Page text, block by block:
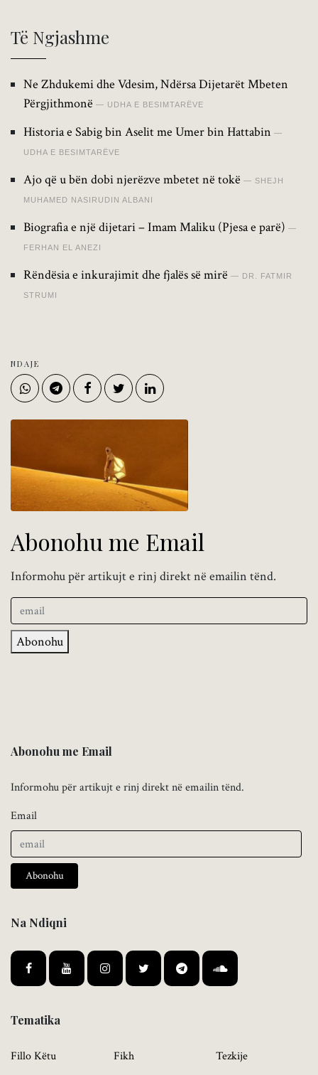
Të Ngjashme
Ne Zhdukemi dhe Vdesim, Ndërsa Dijetarët Mbeten
Përgjithmonë
UDHA E BESIMTARËVE
Historia e Sabig bin Aselit me Umer bin Hattabin
UDHA E BESIMTARËVE
Ajo që u bën dobi njerëzve mbetet në tokë SHEJH
MUHAMED NASIRUDIN ALBANI
Biografia e një dijetari – Imam Maliku (Pjesa e parë)
FERHAN EL ANEZI
Rëndësia e inkurajimit dhe fjalës së mirë DR. FATMIR
STRUMI
NDAJE
Abonohu me Email
Informohu për artikujt e rinj direkt në emailin tënd.
Abonohu
Abonohu me Email
Informohu për artikujt e rinj direkt në emailin tënd.
Email
Abonohu
Na Ndiqni
Tematika
Fillo Këtu
Fikh
Tezkije